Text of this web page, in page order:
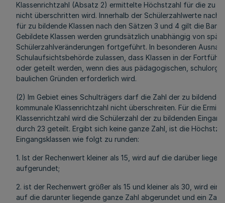
Klassenrichtzahl (Absatz 2) ermittelte Höchstzahl für die zu
nicht überschritten wird. Innerhalb der Schülerzahlwerte nach
für zu bildende Klassen nach den Sätzen 3 und 4 gilt die
Gebildete Klassen werden grundsätzlich unabhängig von
Schülerzahlveränderungen fortgeführt. In besonderen
Schulaufsichtsbehörde zulassen, dass Klassen in der
oder geteilt werden, wenn dies aus pädagogischen,
baulichen Gründen erforderlich wird.
(2) Im Gebiet eines Schulträgers darf die Zahl der zu
kommunale Klassenrichtzahl nicht überschreiten. Für die
Klassenrichtzahl wird die Schülerzahl der zu bildenden
durch 23 geteilt. Ergibt sich keine ganze Zahl, ist die
Eingangsklassen wie folgt zu runden:
1. Ist der Rechenwert kleiner als 15, wird auf die darüber
aufgerundet;
2. ist der Rechenwert größer als 15 und kleiner als 30, wird ein
auf die darunter liegende ganze Zahl abgerundet und ein